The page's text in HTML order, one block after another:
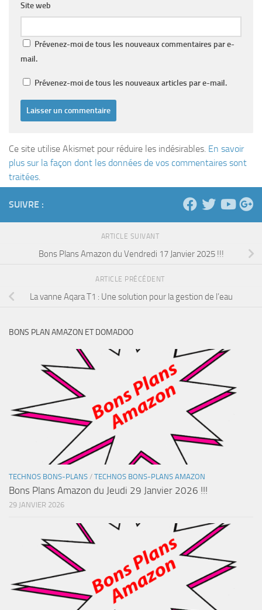
Site web
Prévenez-moi de tous les nouveaux commentaires par e-
mail.
Prévenez-moi de tous les nouveaux articles par e-mail.
Ce site utilise Akismet pour réduire les indésirables. En savoir
plus sur la façon dont les données de vos commentaires sont
traitées.
SUIVRE :
ARTICLE SUIVANT
Bons Plans Amazon du Vendredi 17 Janvier 2025 !!!
ARTICLE PRÉCÉDENT
La vanne Aqara T1 : Une solution pour la gestion de l’eau
BONS PLAN AMAZON ET DOMADOO
TECHNOS BONS-PLANS / TECHNOS BONS-PLANS AMAZON
Bons Plans Amazon du Jeudi 29 Janvier 2026 !!!
29 JANVIER 2026